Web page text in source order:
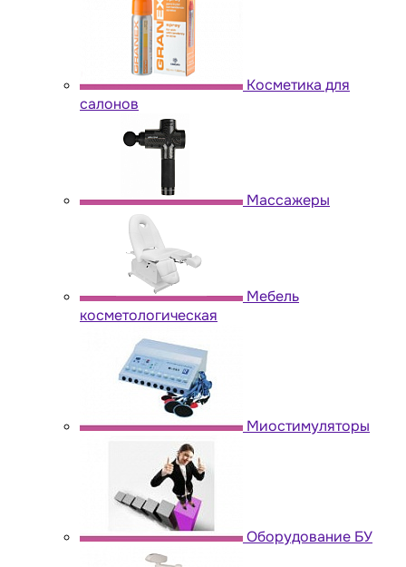
Косметика для
салонов
Массажеры
Мебель
косметологическая
Миостимуляторы
Оборудование БУ